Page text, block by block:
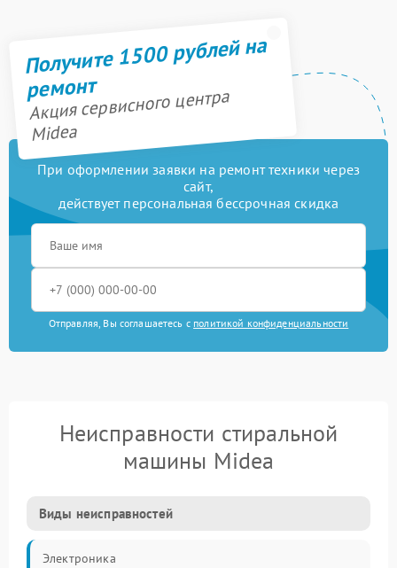
Получите 1500 рублей на
ремонт
Акция сервисного центра
Midea
При оформлении заявки на ремонт техники через
сайт,
действует персональная бессрочная скидка
Отправляя, Вы соглашаетесь с политикой конфиденциальности
Неисправности стиральной
машины Midea
Виды неисправностей
Электроника